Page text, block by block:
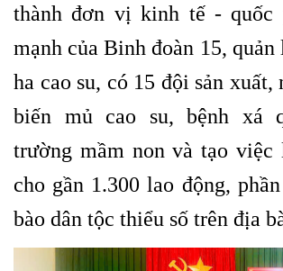
thành đơn vị kinh tế - quốc
mạnh của Binh đoàn 15,
ha cao su, có 15 đội sản xuất,
biến mủ cao su, bệnh xá
trường mầm non và tạo việc
cho gần 1.300 lao động,
bào dân tộc thiểu số trên địa